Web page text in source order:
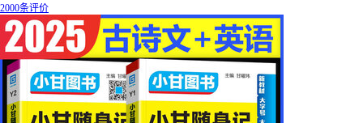
2000条评价